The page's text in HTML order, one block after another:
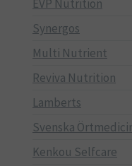
EVP Nutrition
Synergos
Multi Nutrient
Reviva Nutrition
Lamberts
Svenska
Kenkou Selfcare